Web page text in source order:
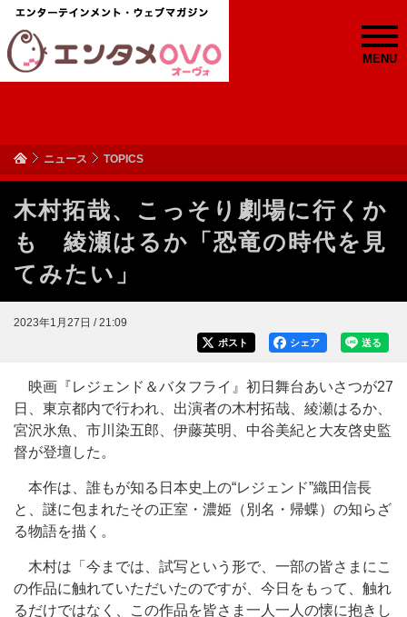
MENU
ニュース TOPICS
木村拓哉、こっそり劇場に行くか
も 綾瀬はるか「恐竜の時代を見
てみたい」
2023年1月27日 / 21:09
送る
シェア
ポスト
映画『レジェンド＆バタフライ』初日舞台あいさつが27
日、東京都内で行われ、出演者の木村拓哉、綾瀬はるか、
宮沢氷魚、市川染五郎、伊藤英明、中谷美紀と大友啓史監
督が登壇した。
本作は、誰もが知る日本史上の“レジェンド”織田信長
と、謎に包まれたその正室・濃姫（別名・帰蝶）の知らざ
る物語を描く。
木村は「今までは、試写という形で、一部の皆さまにこ
の作品に触れていただいたのですが、今日をもって、触れ
るだけではなく、この作品を皆さま一人一人の懐に抱きし